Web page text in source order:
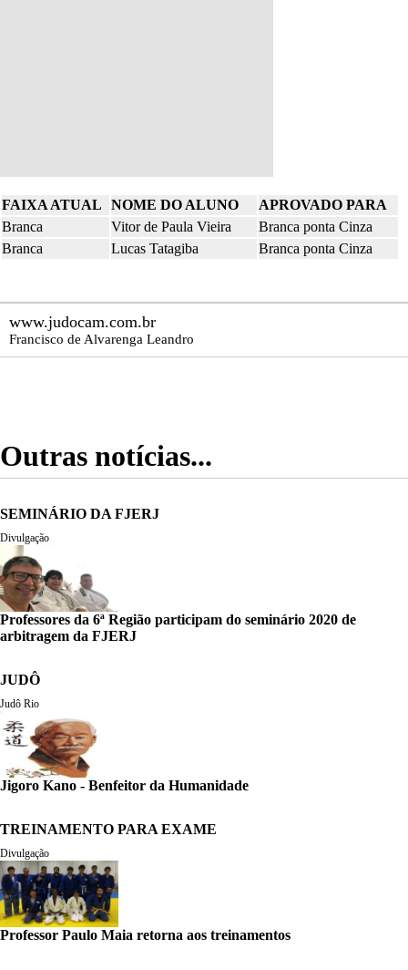
FAIXA ATUAL NOME DO ALUNO
APROVADO PARA
Branca
Vitor de Paula Vieira
Branca ponta Cinza
Branca
Lucas Tatagiba Branca ponta Cinza
www.judocam.com.br
Francisco de Alvarenga Leandro
Outras notícias...
SEMINÁRIO DA FJERJ
Divulgação
Professores da 6ª Região participam do seminário 2020 de
arbitragem da FJERJ
JUDÔ
Judô Rio
Jigoro Kano - Benfeitor da Humanidade
TREINAMENTO PARA EXAME
Divulgação
Professor Paulo Maia retorna aos treinamentos